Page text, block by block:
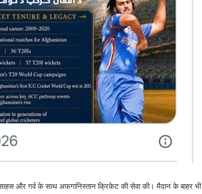
और गर्व के साथ अफगानिस्तान क्रिकेट की सेवा की। मैदान के बाहर भी